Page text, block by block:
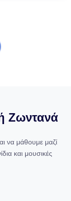
Ζωντανά
να μάθουμε μαζί
και μουσικές